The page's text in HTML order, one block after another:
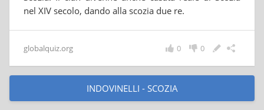
nel XIV secolo, dando alla scozia due re.
globalquiz.org 0
0
INDOVINELLI - SCOZIA